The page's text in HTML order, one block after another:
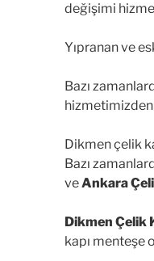
değişimi
Yıpranan ve
Bazı
Dikmen çelik
Bazı
veAnkara
Dikmen Çelik
kapı menteşe